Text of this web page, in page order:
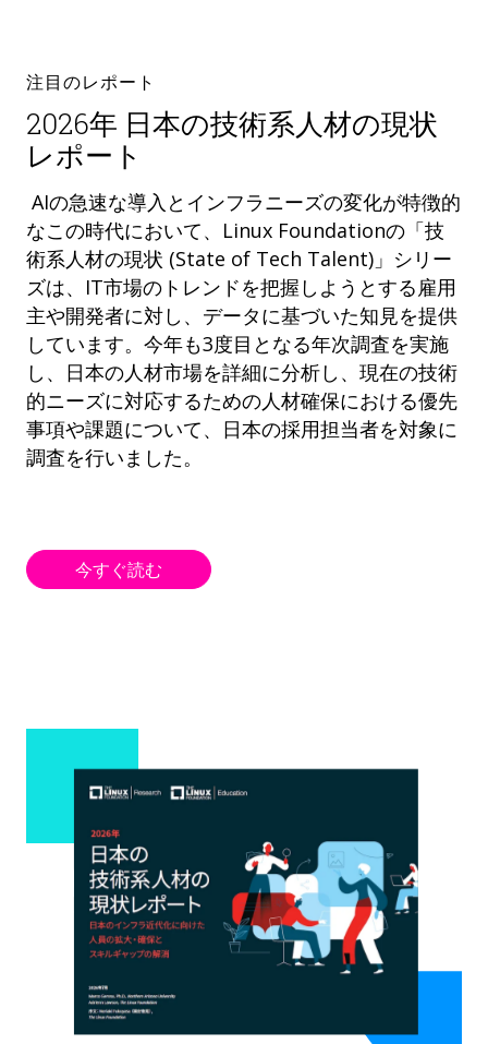
注目のレポート
2026年 日本の技術系人材の現状
レポート
AIの急速な導入とインフラニーズの変化が特徴的
なこの時代において、Linux Foundationの「技
術系人材の現状 (State of Tech Talent)」シリー
ズは、IT市場のトレンドを把握しようとする雇用
主や開発者に対し、データに基づいた知見を提供
しています。今年も3度目となる年次調査を実施
し、日本の人材市場を詳細に分析し、現在の技術
的ニーズに対応するための人材確保における優先
事項や課題について、日本の採用担当者を対象に
調査を行いました。
今すぐ読む